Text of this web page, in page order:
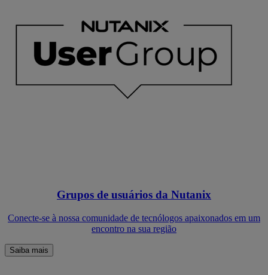
Grupos de usuários da Nutanix
Conecte-se à nossa comunidade de tecnólogos apaixonados em um
encontro na sua região
Saiba mais